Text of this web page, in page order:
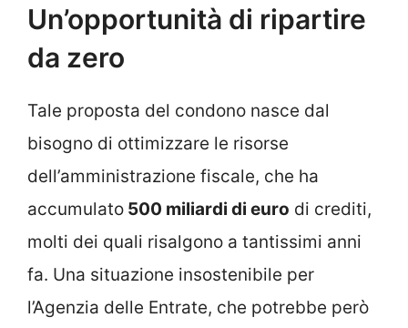
Un’opportunità di ripartire
da zero
Tale proposta del condono nasce dal
bisogno di ottimizzare le risorse
dell’amministrazione fiscale, che ha
accumulato 500 miliardi di euro di crediti,
molti dei quali risalgono a tantissimi anni
fa. Una situazione insostenibile per
l’Agenzia delle Entrate, che potrebbe però